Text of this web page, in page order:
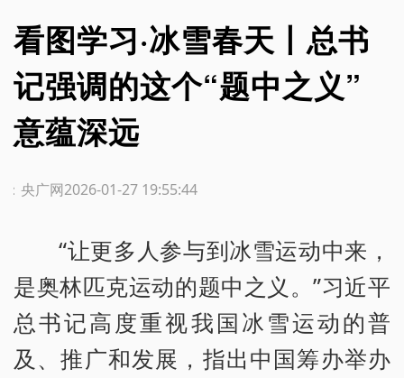
看图学习·冰雪春天丨总书
记强调的这个“题中之义”
意蕴深远
2026-01-27 19:55:44
：央广网
“让更多人参与到冰雪运动中来，
是奥林匹克运动的题中之义。”习近平
总书记高度重视我国冰雪运动的普
及、推广和发展，指出中国筹办举办